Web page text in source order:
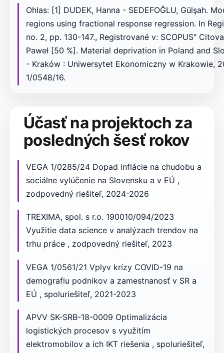
Ohlas: [1] DUDEK, Hanna - SEDEFOĞLU, Gülşah.
regions using fractional response regression. In
no. 2, pp. 130-147., Registrované v: SCOPUS"
Paweł [50 %]. Material deprivation in Poland and
- Kraków : Uniwersytet Ekonomiczny w Krakowie,
1/0548/16.
Účasť na projektoch za
posledných šesť rokov
VEGA 1/0285/24 Dopad inflácie na chudobu a
sociálne vylúčenie na Slovensku a v EÚ ,
zodpovedný riešiteľ, 2024-2026
TREXIMA, spol. s r.o. 190010/094/2023
Využitie data science v analýzach trendov na
trhu práce , zodpovedný riešiteľ, 2023
VEGA 1/0561/21 Vplyv krízy COVID-19 na
demografiu podnikov a zamestnanosť v SR a
EÚ , spoluriešiteľ, 2021-2023
APVV SK-SRB-18-0009 Optimalizácia
logistických procesov s využitím
elektromobilov a ich IKT riešenia , spoluriešiteľ,